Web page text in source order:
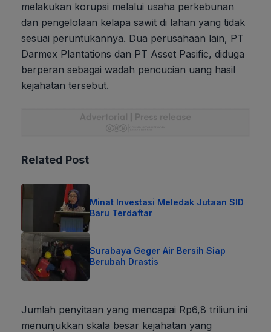
melakukan korupsi melalui usaha perkebunan
dan pengelolaan kelapa sawit di lahan yang tidak
sesuai peruntukannya. Dua perusahaan lain, PT
Darmex Plantations dan PT Asset Pasific, diduga
berperan sebagai wadah pencucian uang hasil
kejahatan tersebut.
Related Post
Minat Investasi Meledak Jutaan SID
Baru Terdaftar
Surabaya Geger Air Bersih Siap
Berubah Drastis
Jumlah penyitaan yang mencapai Rp6,8 triliun ini
menunjukkan skala besar kejahatan yang